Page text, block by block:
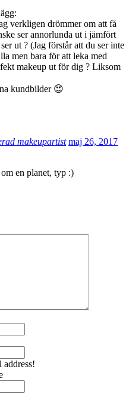
verkligen drömmer om att få
ser annorlunda ut i jämfört
ut ? (Jag förstår att du ser inte
men bara för att leka med
makeup ut för dig ? Liksom
kundbilder 😍
makeupartist maj 26, 2017
en planet, typ :)
address!